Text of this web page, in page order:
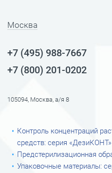
Москва
+7 (495) 988-7667
+7 (800) 201-0202
105094, Москва, а/я 8
Контроль концентраций
средств: серия «ДезиКОНТ»
Предстерилизационная
Упаковочные материалы: